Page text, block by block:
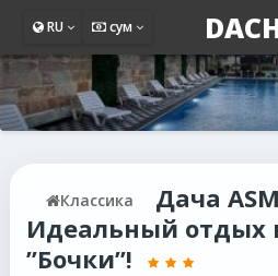
RU сум
Классика
Дача
Идеальный отдых
”Бочки”!